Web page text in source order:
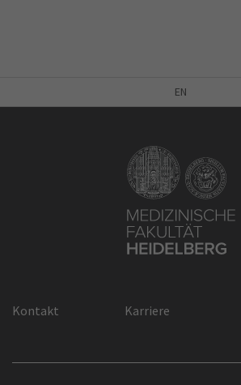
EN
Kontakt Karriere